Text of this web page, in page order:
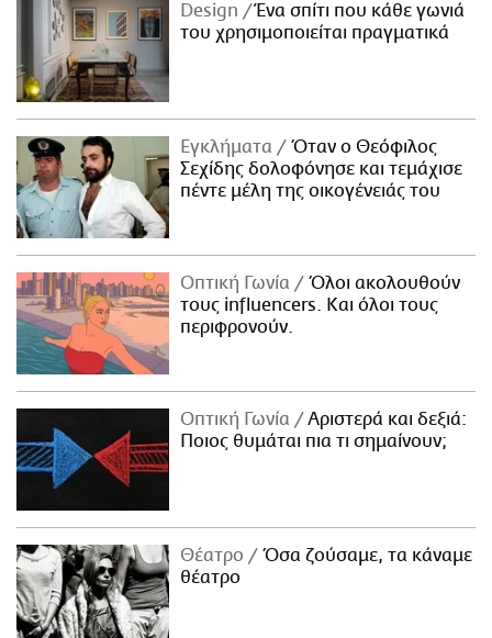
Design
Ένα σπίτι που κάθε γωνιά
του χρησιμοποιείται πραγματικά
Εγκλήματα
Όταν ο Θεόφιλος
Σεχίδης δολοφόνησε και τεμάχισε
πέντε μέλη της οικογένειάς του
Οπτική Γωνία
Όλοι ακολουθούν
τους influencers. Και όλοι τους
περιφρονούν.
Οπτική Γωνία
Αριστερά και δεξιά:
Ποιος θυμάται πια τι σημαίνουν;
Θέατρο
Όσα ζούσαμε, τα κάναμε
θέατρο